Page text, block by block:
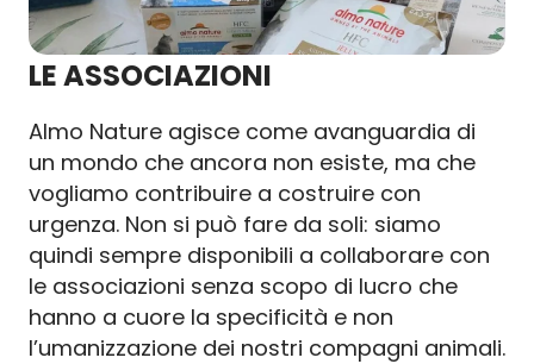
LE ASSOCIAZIONI
Almo Nature agisce come avanguardia di
un mondo che ancora non esiste, ma che
vogliamo contribuire a costruire con
urgenza. Non si può fare da soli: siamo
quindi sempre disponibili a collaborare con
le associazioni senza scopo di lucro che
hanno a cuore la specificità e non
l’umanizzazione dei nostri compagni animali.